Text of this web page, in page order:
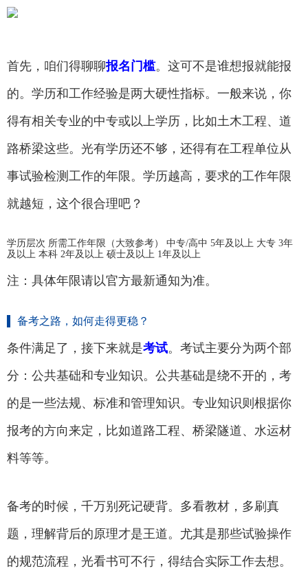
首先，咱们得聊聊报名门槛。这可不是谁想报就能报
的。学历和工作经验是两大硬性指标。一般来说，你
得有相关专业的中专或以上学历，比如土木工程、道
路桥梁这些。光有学历还不够，还得有在工程单位从
事试验检测工作的年限。学历越高，要求的工作年限
就越短，这个很合理吧？
学历层次 所需工作年限（大致参考） 中专/高中 5年及以上 大专 3年
及以上 本科 2年及以上 硕士及以上 1年及以上
注：具体年限请以官方最新通知为准。
备考之路，如何走得更稳？
条件满足了，接下来就是考试。考试主要分为两个部
分：公共基础和专业知识。公共基础是绕不开的，考
的是一些法规、标准和管理知识。专业知识则根据你
报考的方向来定，比如道路工程、桥梁隧道、水运材
料等等。
备考的时候，千万别死记硬背。多看教材，多刷真
题，理解背后的原理才是王道。尤其是那些试验操作
的规范流程，光看书可不行，得结合实际工作去想。